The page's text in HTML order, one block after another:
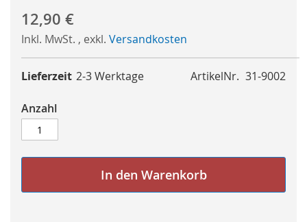
12,90 €
Inkl. MwSt. , exkl. Versandkosten
ArtikelNr. 31-9002
Lieferzeit 2-3 Werktage
Anzahl
In den Warenkorb